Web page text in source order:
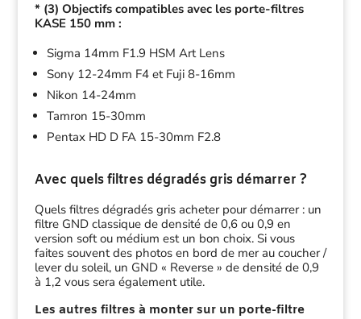
* (3) Objectifs compatibles avec les porte-filtres
KASE 150 mm :
Sigma 14mm F1.9 HSM Art Lens
Sony 12-24mm F4 et Fuji 8-16mm
Nikon 14-24mm
Tamron 15-30mm
Pentax HD D FA 15-30mm F2.8
Avec quels filtres dégradés gris démarrer ?
Quels filtres dégradés gris acheter pour démarrer : un
filtre GND classique de densité de 0,6 ou 0,9 en
version soft ou médium est un bon choix. Si vous
faites souvent des photos en bord de mer au coucher /
lever du soleil, un GND « Reverse » de densité de 0,9
à 1,2 vous sera également utile.
Les autres filtres à monter sur un porte-filtre